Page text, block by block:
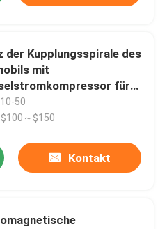
der Kupplungsspirale des
mit
für
Klimaanlage
50
～$150
Kontakt